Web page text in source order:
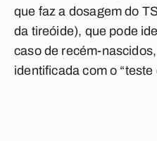
que faz a dosagem do
da tireóide), que pode
caso de recém-
identificada com o “teste